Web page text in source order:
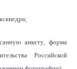
анкету, форма
Российской